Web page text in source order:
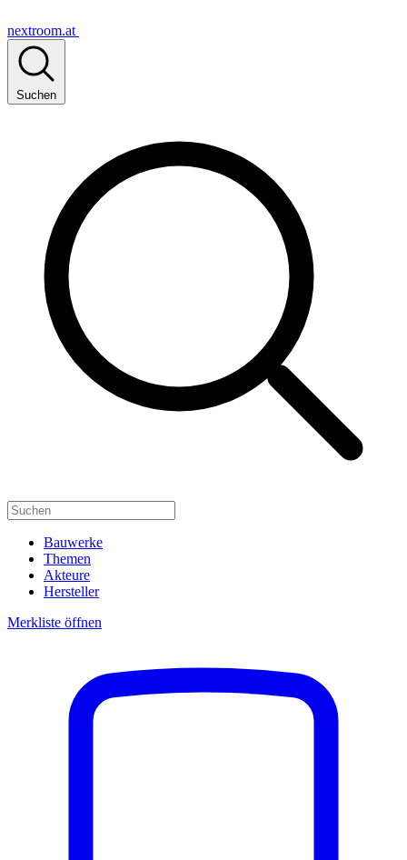
nextroom.at
Suchen
Bauwerke
Themen
Akteure
Hersteller
Merkliste öffnen